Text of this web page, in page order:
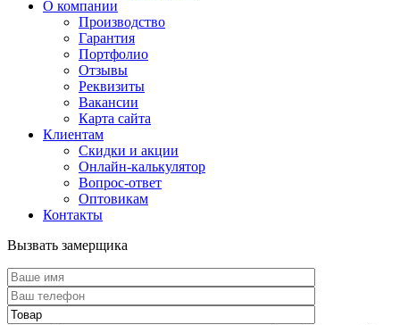
О компании
Производство
Гарантия
Портфолио
Отзывы
Реквизиты
Вакансии
Карта сайта
Клиентам
Скидки и акции
Онлайн-калькулятор
Вопрос-ответ
Оптовикам
Контакты
Вызвать замерщика